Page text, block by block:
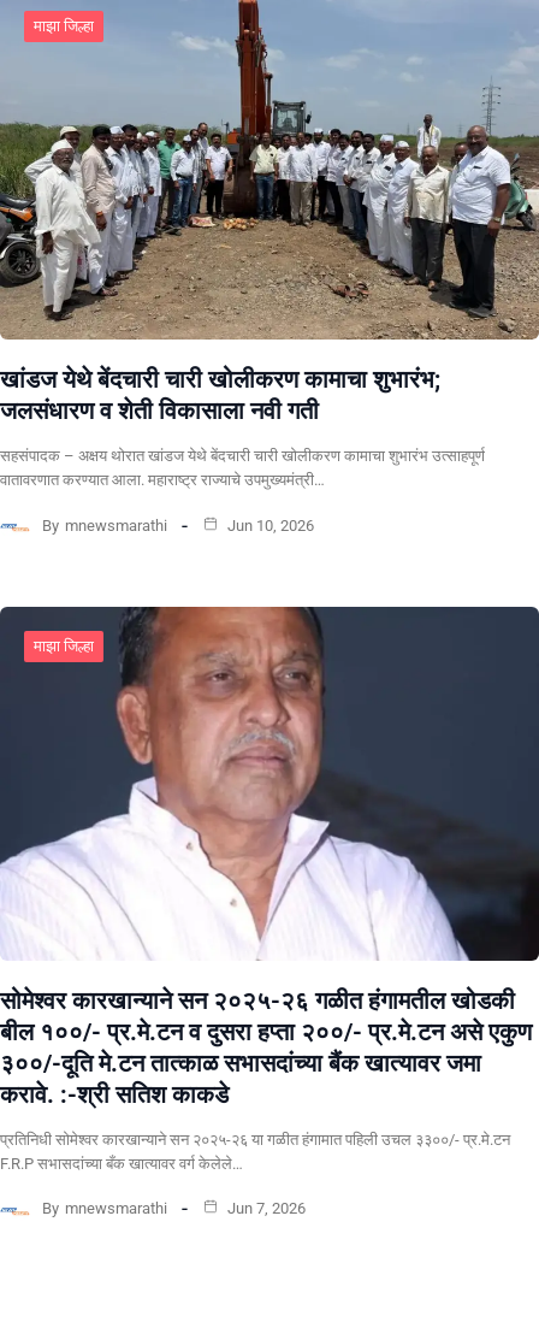
माझा जिल्हा
खांडज येथे बेंदचारी चारी खोलीकरण कामाचा शुभारंभ;
जलसंधारण व शेती विकासाला नवी गती
सहसंपादक – अक्षय थोरात खांडज येथे बेंदचारी चारी खोलीकरण कामाचा शुभारंभ उत्साहपूर्ण
वातावरणात करण्यात आला. महाराष्ट्र राज्याचे उपमुख्यमंत्री…
By mnewsmarathi Jun 10, 2026
माझा जिल्हा
सोमेश्वर कारखान्याने सन २०२५-२६ गळीत हंगामतील खोडकी
बील १००/- प्र.मे.टन व दुसरा हप्ता २००/- प्र.मे.टन असे एकुण
३००/-दूति मे.टन तात्काळ सभासदांच्या बैंक खात्यावर जमा
करावे. :-श्री सतिश काकडे
प्रतिनिधी सोमेश्वर कारखान्याने सन २०२५-२६ या गळीत हंगामात पहिली उचल ३३००/- प्र.मे.टन
F.R.P सभासदांच्या बँक खात्यावर वर्ग केलेले…
By mnewsmarathi Jun 7, 2026